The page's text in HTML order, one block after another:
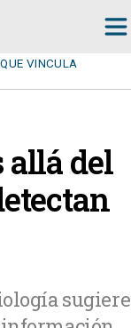
VINCULA
allá del
sugiere